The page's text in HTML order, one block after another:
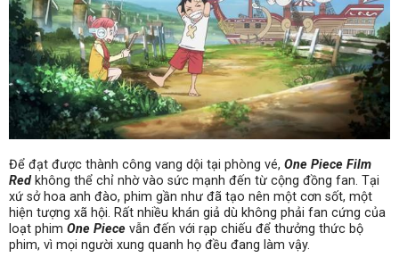
Để đạt được thành công vang dội tại phòng vé, One Piece Film
Red không thể chỉ nhờ vào sức mạnh đến từ cộng đồng fan. Tại
xứ sở hoa anh đào, phim gần như đã tạo nên một cơn sốt, một
hiện tượng xã hội. Rất nhiều khán giả dù không phải fan cứng của
loạt phim One Piece vẫn đến với rạp chiếu để thưởng thức bộ
phim, vì mọi người xung quanh họ đều đang làm vậy.